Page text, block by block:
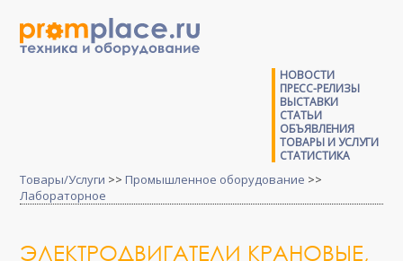
НОВОСТИ
ПРЕСС-РЕЛИЗЫ
ВЫСТАВКИ
СТАТЬИ
ОБЪЯВЛЕНИЯ
ТОВАРЫ И УСЛУГИ
СТАТИСТИКА
Товары/Услуги >> Промышленное оборудование >>
Лабораторное
ЭЛЕКТРОДВИГАТЕЛИ КРАНОВЫЕ,